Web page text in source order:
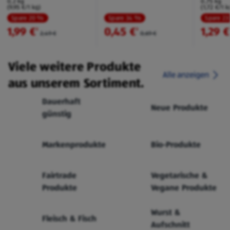
(9,95 €/1 kg)
Spare 20 %
1,99 €² 2,49 €
Spare 34 %
0,45 €² 0,69 €
(1,72 €/1
Spare
1,29 €
Viele weitere Produkte
aus unserem Sortiment.
Alle anzeigen
Dauerhaft
günstig
Neue Produkte
Markenprodukte Bio-Produkte
Fairtrade
Produkte
Vegetarische &
Vegane Produkte
Fleisch & Fisch
Wurst &
Aufschnitt